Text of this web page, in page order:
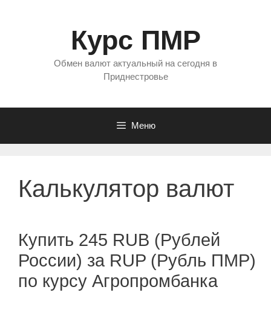
Курс ПМР
Обмен валют актуальный на сегодня в
Приднестровье
Меню
Калькулятор валют
Купить 245 RUB (Рублей
России) за RUP (Рубль ПМР)
по курсу Агропромбанка